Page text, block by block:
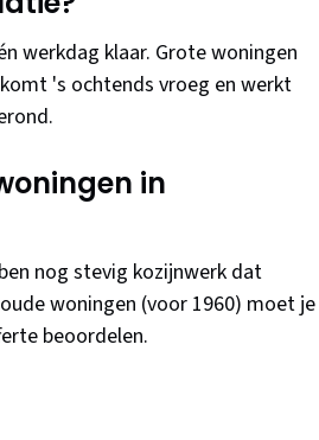
werkdag klaar. Grote woningen
's ochtends vroeg en werkt
in
nog stevig kozijnwerk dat
woningen (voor 1960) moet je
beoordelen.